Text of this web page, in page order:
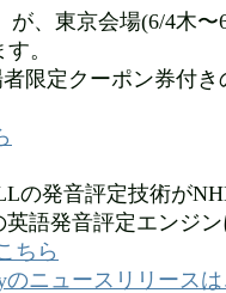
が、東京会場(6/4木
。
限定クーポン券付
の発音評定技術が
語発音評定エンジン
ちら
のニュースリリース